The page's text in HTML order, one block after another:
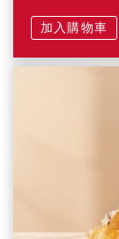
加入購物車